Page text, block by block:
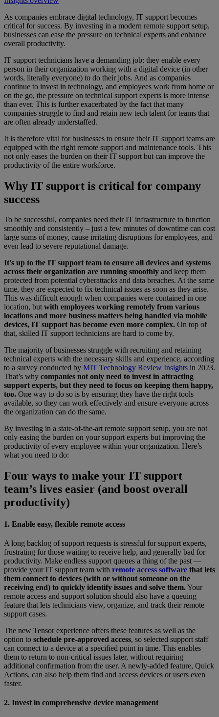
As companies embrace digital technology, IT support becomes
critical for success. By investing in a modern remote support setup,
businesses can ease the pressure on technical experts and enhance
overall productivity.
IT support technicians have a demanding job: they enable every
person in their organization working with a digital device (in other
words, literally everyone) to do their jobs. And as companies
continue to invest in technology, and employees work from home or
on the go, the pressure on technical support experts is more intense
than ever. This is further exacerbated by the fact that many
companies struggle to find and retain new tech talent for teams that
are often already understaffed.
It is therefore vital for businesses to ensure their IT support teams are
equipped with the right remote support and maintenance tools. This
not only eases the burden on their IT support but can improve the
productivity of the entire workforce.
Why IT support is critical for company
success
To be successful, companies need their IT infrastructure to function
smoothly and consistently – just a few minutes of downtime can cost
large sums of money, cause irritating disruptions for employees, and
even lead to severe reputational damage.
It’s up to the IT support team to ensure all devices and systems
across their organization are running smoothly and keep them
protected from potential cyberattacks and data breaches. At the same
time, they are expected to fix technical issues as soon as they arise.
This was difficult enough when companies were contained in one
location, butwith employees working remotely from various
locations and more business matters being handled via mobile
devices, IT support has become even more complex. On top of
that, skilled IT support technicians are hard to come by.
The majority of businesses struggle with recruiting and retaining
technical experts with the necessary skills and experience, according
to a survey conducted by MIT Technology Review Insights in 2023.
That’s why companies not only need to invest in attracting
support experts, but they need to focus on keeping them happy,
too. One way to do so is by ensuring they have the right tools
available, so they can work effectively and ensure everyone across
the organization can do the same.
By investing in a state-of-the-art remote support setup, you are not
only easing the burden on your support experts but improving the
productivity of every employee within your organization. Here’s
what you need to do:
Four ways to make your IT support
team’s lives easier (and boost overall
productivity)
1. Enable easy, flexible remote access
A long backlog of support requests is stressful for support experts,
frustrating for those waiting to receive help, and generally bad for
productivity. Make endless support queues a thing of the past —
provide your IT support team with remote access software that lets
them connect to devices (with or without someone on the
receiving end) to quickly identify issues and solve them.Your
remote access and support solution should also have a queuing
feature that lets technicians view, organize, and track their remote
support cases.
The new Tensor experience offers these features as well as the
option to schedule pre-approved access, so selected support staff
can connect to a device at a specified point in time. This enables
them to return to non-critical issues later, without requiring
additional confirmation from the user. A newly-added feature, Quick
Actions, can also help them find and access devices or users even
faster.
2. Invest in comprehensive device management